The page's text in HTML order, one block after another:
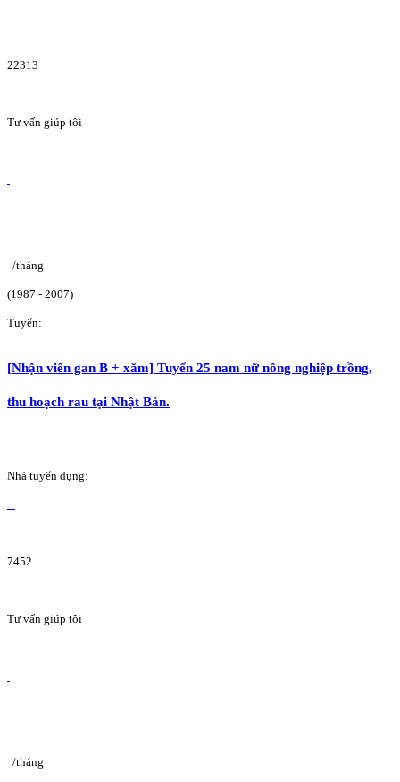
22313
Tư vấn giúp tôi
/tháng
(1987 - 2007)
Tuyển:
[Nhận viên gan B + xăm] Tuyển 25 nam nữ nông nghiệp trồng,
thu hoạch rau tại Nhật Bản.
Nhà tuyển dụng:
7452
Tư vấn giúp tôi
/tháng